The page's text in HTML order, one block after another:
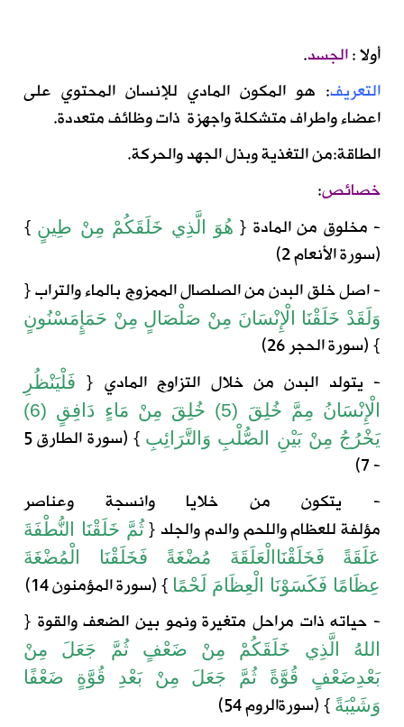
أولا :الجسد.
التعريف: هو المكون المادي للإنسان المحتوي على
اعضاء واطراف متشكلة واجهزة ذات وظائف متعددة.
الطاقة:من التغذية وبذل الجهد والحركة.
خصائص:
- مخلوق من المادة { هُوَ الَّذِي خَلَقَكُمْ مِنْ طِينٍ }
(سورة الأنعام
- اصل خلق البدن من الصلصال الممزوج بالماء والتراب{
وَلَقَدْ خَلَقْنَا الْإِنْسَانَ مِنْ صَلْصَالٍ مِنْ حَمَإٍمَسْنُونٍ
} (سورةالحجر
- يتولد البدن من خلال التزاوج المادي { فَلْيَنْظُرِ
الْإِنْسَانُ مِمَّ خُلِقَ (5) خُلِقَ مِنْ مَاءٍ دَافِقٍ (6)
يَخْرُجُ مِنْ بَيْنِ الصُّلْبِ وَالتَّرَائِبِ
} (سورة الطارق 5
- 7)
- يتكون من خلاياوانسجة وعناصر
مؤلفةللعظامواللحم والدم والجلد {ثُمَّ خَلَقْنَا
النُّطْفَةَ
عَلَقَةً
فَخَلَقْنَا الْعَلَقَةَ مُضْغَةً فَخَلَقْنَا
الْمُضْغَةَ
عِظَامًا فَكَسَوْنَا الْعِظَامَ لَحْمًا } (سورةالمؤمنون
- حياته ذات مراحل متغيرة ونمو بين الضعف والقوة {
اللهُ الَّذِي خَلَقَكُمْ مِنْ ضَعْفٍ ثُمَّ جَعَلَ
مِنْ
بَعْدِضَعْفٍ قُوَّةً ثُمَّ جَعَلَ مِنْ بَعْدِ قُوَّةٍ
ضَعْفًا
وَشَيْبَةً } (سورةالروم